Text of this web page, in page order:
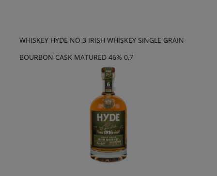
WHISKEY HYDE NO 3 IRISH WHISKEY SINGLE GRAIN
BOURBON CASK MATURED 46% 0,7